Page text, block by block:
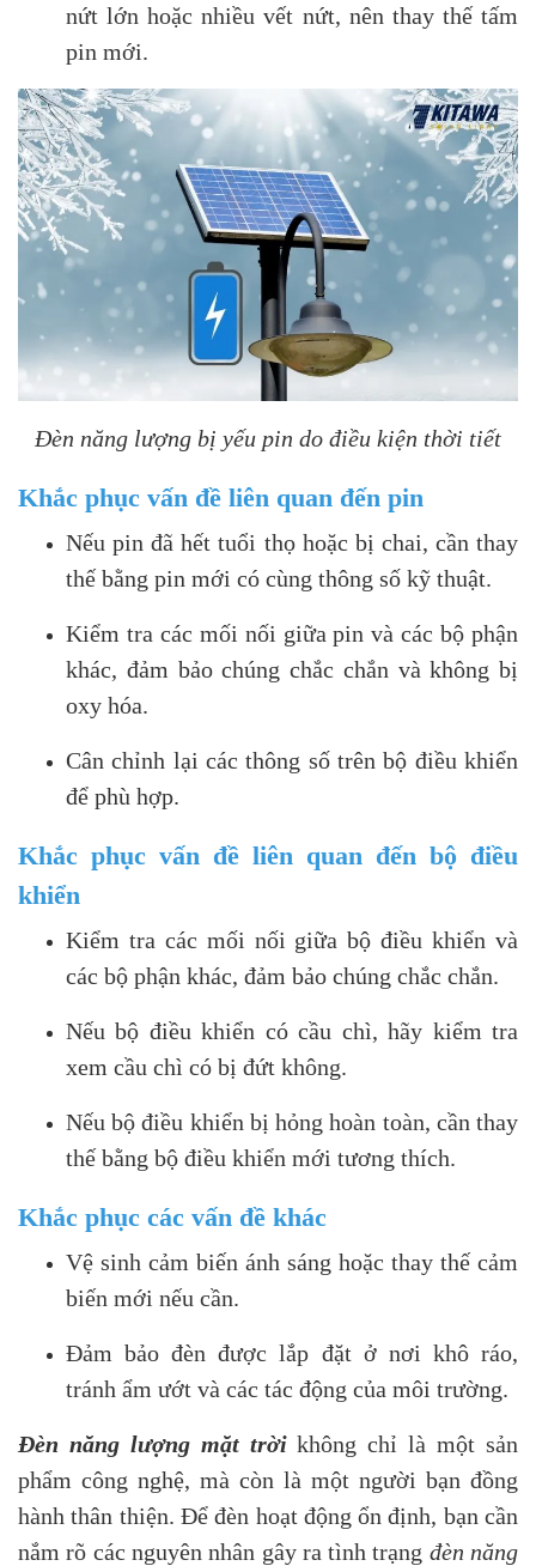
nứt lớn hoặc nhiều vết nứt, nên thay thế tấm
pin mới.
Đèn năng lượng bị yếu pin do điều kiện thời tiết
Khắc phục vấn đề liên quan đến pin
Nếu pin đã hết tuổi thọ hoặc bị chai, cần thay
thế bằng pin mới có cùng thông số kỹ thuật.
Kiểm tra các mối nối giữa pin và các bộ phận
khác, đảm bảo chúng chắc chắn và không bị
oxy hóa.
Cân chỉnh lại các thông số trên bộ điều khiển
để phù hợp.
Khắc phục vấn đề liên quan đến bộ điều
khiển
Kiểm tra các mối nối giữa bộ điều khiển và
các bộ phận khác, đảm bảo chúng chắc chắn.
Nếu bộ điều khiển có cầu chì, hãy kiểm tra
xem cầu chì có bị đứt không.
Nếu bộ điều khiển bị hỏng hoàn toàn, cần thay
thế bằng bộ điều khiển mới tương thích.
Khắc phục các vấn đề khác
Vệ sinh cảm biến ánh sáng hoặc thay thế cảm
biến mới nếu cần.
Đảm bảo đèn được lắp đặt ở nơi khô ráo,
tránh ẩm ướt và các tác động của môi trường.
Đèn năng lượng mặt trờikhông chỉ là một sản
phẩm công nghệ, mà còn là một người bạn đồng
hành thân thiện. Để đèn hoạt động ổn định, bạn cần
nắm rõ các nguyên nhân gây ra tình trạng đèn năng